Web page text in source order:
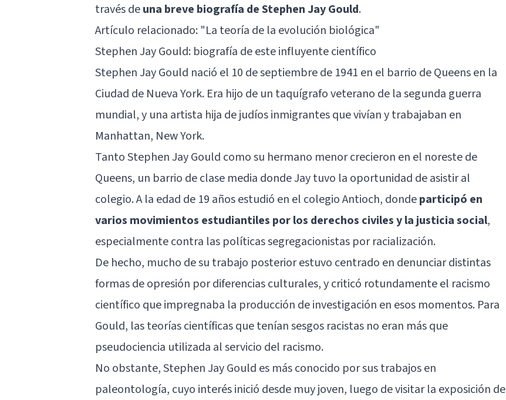
través deuna breve biografía de Stephen Jay Gould.
Artículo relacionado: "La teoría de la evolución biológica"
Stephen Jay Gould: biografía de este influyente científico
Stephen Jay Gould nació el 10 de septiembre de 1941 en el barrio de Queens en la
Ciudad de Nueva York. Era hijo de un taquígrafo veterano de la segunda guerra
mundial, y una artista hija de judíos inmigrantes que vivían y trabajaban en
Manhattan, New York.
Tanto Stephen Jay Gould como su hermano menor crecieron en el noreste de
Queens, un barrio de clase media donde Jay tuvo la oportunidad de asistir al
colegio. A la edad de 19 años estudió en el colegio Antioch, dondeparticipó en
varios movimientos estudiantiles por los derechos civiles y la justicia social,
especialmente contra las políticas segregacionistas por racialización.
De hecho, mucho de su trabajo posterior estuvo centrado en denunciar distintas
formas de opresión por diferencias culturales, y criticó rotundamente el racismo
científico que impregnaba la producción de investigación en esos momentos. Para
Gould, las teorías científicas que tenían sesgos racistas no eran más que
pseudociencia utilizada al servicio del racismo.
No obstante, Stephen Jay Gould es más conocido por sus trabajos en
paleontología, cuyo interés inició desde muy joven, luego de visitar la exposición de